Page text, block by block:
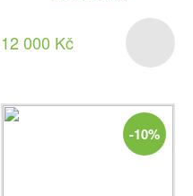
12 000 Kč
-10%